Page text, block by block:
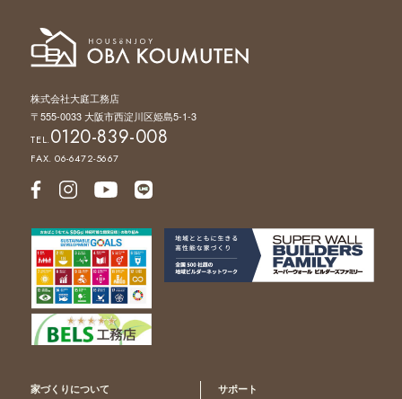
株式会社大庭工務店
〒555-0033 大阪市西淀川区姫島5-1-3
TEL.0120-839-008
FAX. 06-6472-5667
家づくりについて サポート